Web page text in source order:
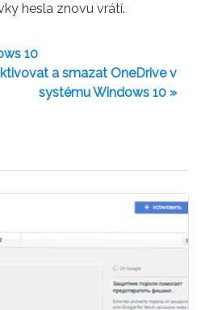
hesla znovu vrátí.
10
a smazat OneDrive v
systému Windows 10 »